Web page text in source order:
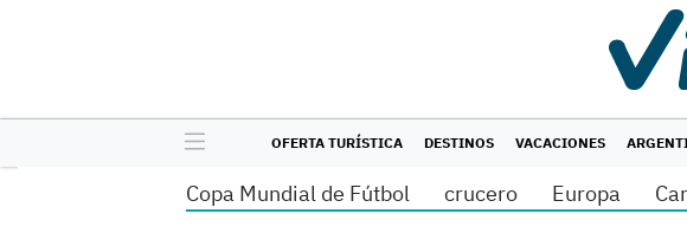
OFERTA TURÍSTICA DESTINOS VACACIONES
Copa Mundial de Fútbol crucero Europa